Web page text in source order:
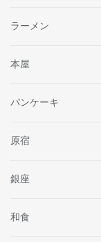
ラーメン
本屋
パンケーキ
原宿
銀座
和食